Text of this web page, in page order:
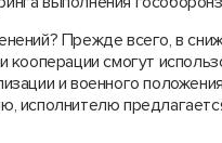
Прежде всего, в
кооперации смогут
и военного
исполнителю